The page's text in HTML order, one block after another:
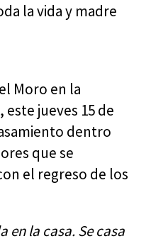
la vida y madre
Moro en la
jueves 15 de
dentro
que se
el regreso de los
en la casa. Se casa